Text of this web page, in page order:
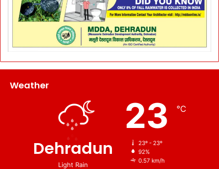
Weather
Dehradun
Light Rain
23 ℃
23º - 23º
92%
0.57 km/h